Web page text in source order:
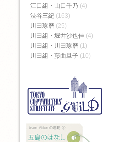
江口組・山口千乃 (4)
渋谷三紀 (163)
川田琢磨 (25)
川田組・堀井沙也佳 (4)
川田組・川田琢磨 (1)
川田組・藤曲旦子 (10)